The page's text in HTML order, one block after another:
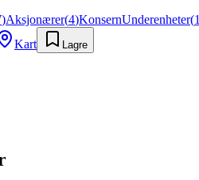
)Aksjonærer(4)KonsernUnderenheter(1
Kart Lagre